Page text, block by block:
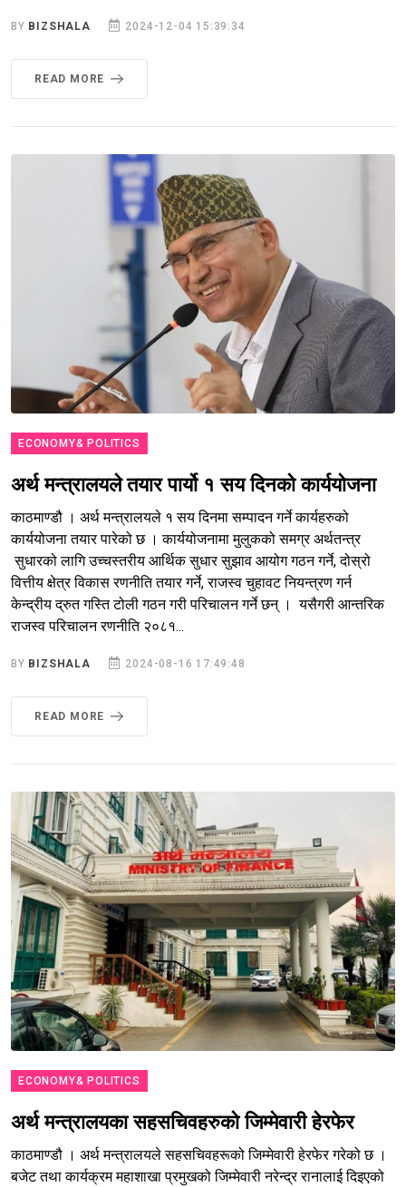
BY BIZSHALA 2024-12-04 15:39:34
READ MORE
ECONOMY& POLITICS
अर्थ मन्त्रालयले तयार पार्यो १ सय दिनको कार्ययोजना
काठमाण्डौ । अर्थ मन्त्रालयले १ सय दिनमा सम्पादन गर्ने कार्यहरुको
कार्ययोजना तयार पारेको छ । कार्ययोजनामा मुलुकको समग्र अर्थतन्त्र
सुधारको लागि उच्चस्तरीय आर्थिक सुधार सुझाव आयोग गठन गर्ने, दोस्रो
वित्तीय क्षेत्र विकास रणनीति तयार गर्ने, राजस्व चुहावट नियन्त्रण गर्न
केन्द्रीय द्रुत गस्ति टोली गठन गरी परिचालन गर्ने छन् । यसैगरी आन्तरिक
राजस्व परिचालन रणनीति २०८१...
BY BIZSHALA 2024-08-16 17:49:48
READ MORE
ECONOMY& POLITICS
अर्थ मन्त्रालयका सहसचिवहरुको जिम्मेवारी हेरफेर
काठमाण्डौ । अर्थ मन्त्रालयले सहसचिवहरूको जिम्मेवारी हेरफेर गरेको छ ।
बजेट तथा कार्यक्रम महाशाखा प्रमुखको जिम्मेवारी नरेन्द्र रानालाई दिइएको